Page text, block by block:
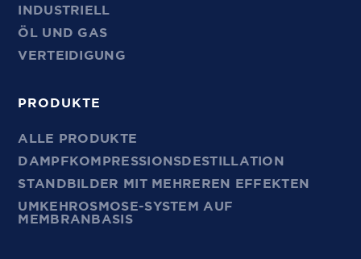
INDUSTRIELL
ÖL UND GAS
VERTEIDIGUNG
PRODUKTE
ALLE PRODUKTE
DAMPFKOMPRESSIONSDESTILLATION
STANDBILDER MIT MEHREREN EFFEKTEN
UMKEHROSMOSE-SYSTEM AUF
MEMBRANBASIS